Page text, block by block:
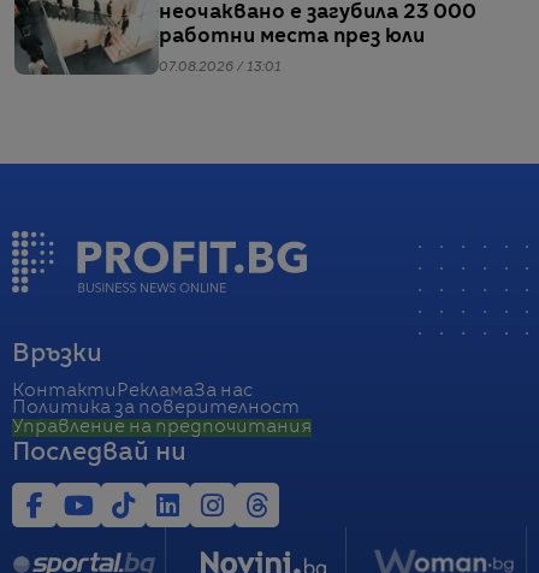
неочаквано е загубила 23 000
работни места през юли
07.08.2026 / 13:01
Връзки
Контакти РекламаЗа нас
Политика за поверителност
Управление на предпочитания
Последвай ни